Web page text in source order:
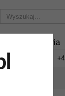
Akcesoria
wysyłkę.